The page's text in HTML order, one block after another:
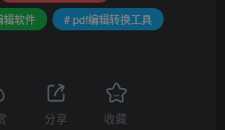
辑软件 # pdf编辑转换工具
分享 收藏